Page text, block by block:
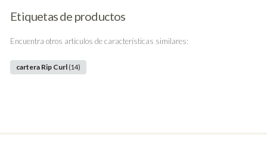
Etiquetas de productos
Encuentra otros artículos de características similares:
cartera Rip Curl (14)